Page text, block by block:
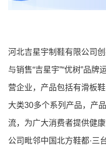
河北吉星宇制鞋有限公司
与销售“吉星宇”“优树”品
营企业，产品包括有滑板
大类30多个系列产品，产
流，为广大消费者提供健
公司毗邻中国北方鞋都·三